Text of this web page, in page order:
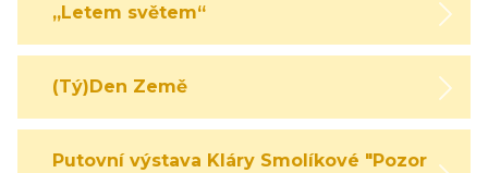
„Letem světem“
(Tý)Den Země
Putovní výstava Kláry Smolíkové "Pozor,